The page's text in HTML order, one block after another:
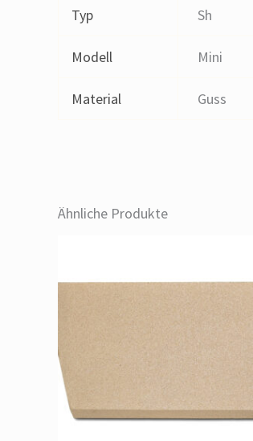
Typ Sh
Modell Mini
Material Guss
Ähnliche Produkte